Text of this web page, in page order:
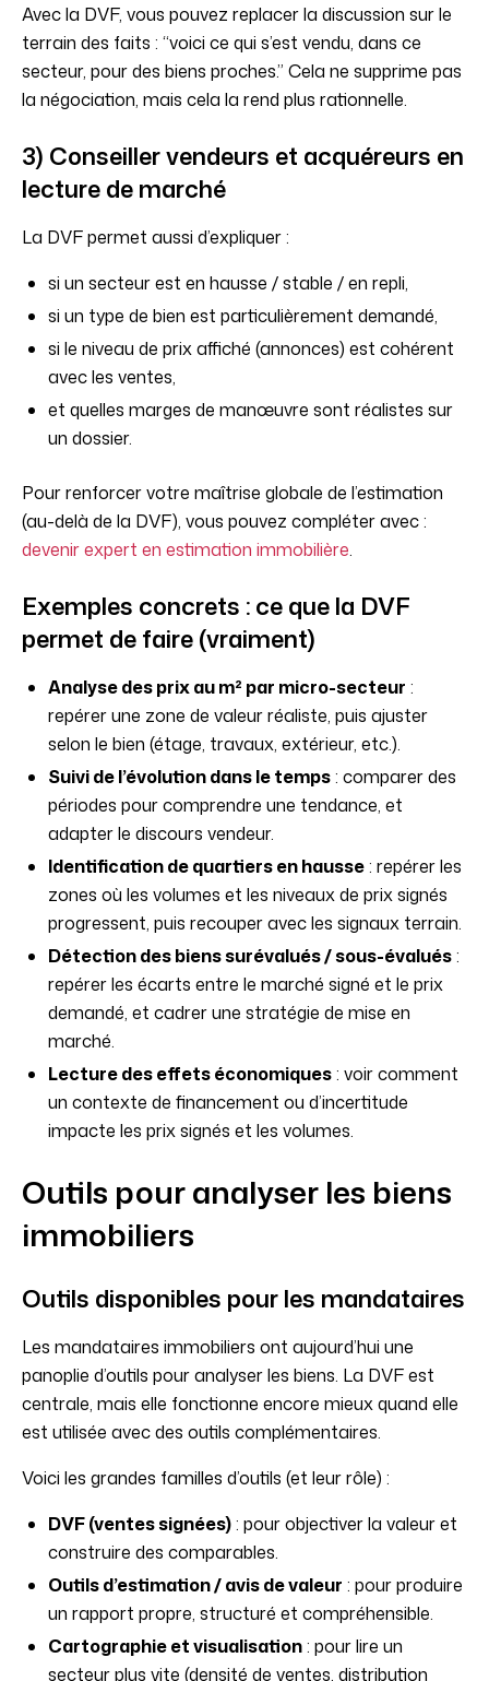
Avec la DVF, vous pouvez replacer la discussion sur le
terrain des faits : “voici ce qui s’est vendu, dans ce
secteur, pour des biens proches.” Cela ne supprime pas
la négociation, mais cela la rend plus rationnelle.
3) Conseiller vendeurs et acquéreurs en
lecture de marché
La DVF permet aussi d’expliquer :
si un secteur est en hausse / stable / en repli,
si un type de bien est particulièrement demandé,
si le niveau de prix affiché (annonces) est cohérent
avec les ventes,
et quelles marges de manœuvre sont réalistes sur
un dossier.
Pour renforcer votre maîtrise globale de l’estimation
(au-delà de la DVF), vous pouvez compléter avec :
devenir expert en estimation immobilière.
Exemples concrets : ce que la DVF
permet de faire (vraiment)
Analyse des prix au m² par micro-secteur :
repérer une zone de valeur réaliste, puis ajuster
selon le bien (étage, travaux, extérieur, etc.).
Suivi de l’évolution dans le temps: comparer des
périodes pour comprendre une tendance, et
adapter le discours vendeur.
Identification de quartiers en hausse: repérer les
zones où les volumes et les niveaux de prix signés
progressent, puis recouper avec les signaux terrain.
Détection des biens surévalués / sous-évalués:
repérer les écarts entre le marché signé et le prix
demandé, et cadrer une stratégie de mise en
marché.
Lecture des effets économiques: voir comment
un contexte de financement ou d’incertitude
impacte les prix signés et les volumes.
Outils pour analyser les biens
immobiliers
Outils disponibles pour les mandataires
Les mandataires immobiliers ont aujourd’hui une
panoplie d’outils pour analyser les biens. La DVF est
centrale, mais elle fonctionne encore mieux quand elle
est utilisée avec des outils complémentaires.
Voici les grandes familles d’outils (et leur rôle) :
DVF (ventes signées): pour objectiver la valeur et
construire des comparables.
Outils d’estimation / avis de valeur : pour produire
un rapport propre, structuré et compréhensible.
Cartographie et visualisation: pour lire un
secteur plus vite (densité de ventes, distribution